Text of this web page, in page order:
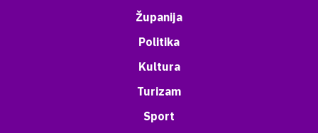
Županija
Politika
Kultura
Turizam
Sport